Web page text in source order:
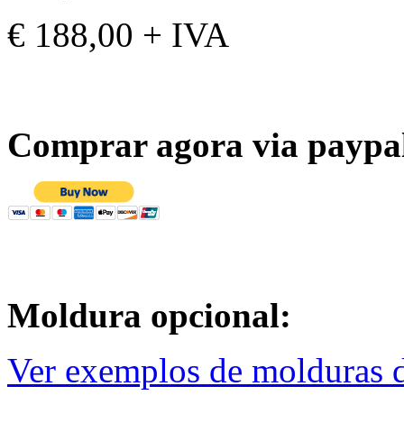
€ 188,00 + IVA
Comprar agora via
Moldura opcional:
Ver exemplos de molduras